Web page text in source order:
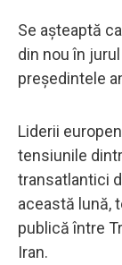
Se așteaptă
din nou în
președintele
Liderii
tensiunile
transatlantici
această lună,
publică între
Iran.